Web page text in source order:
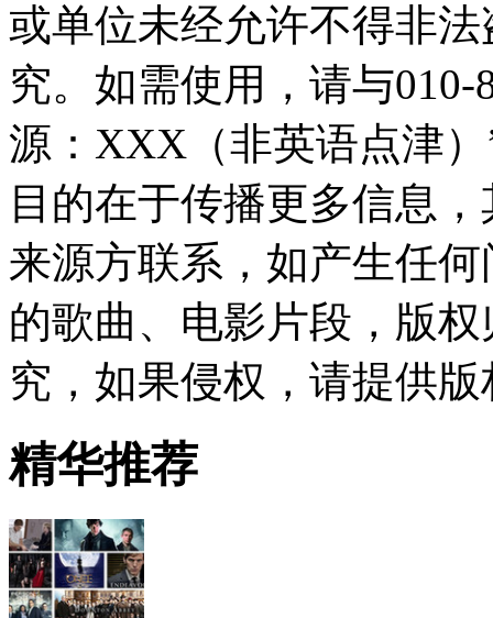
或单位未经允许不得非
究。如需使用，请与010-
源：XXX（非英语点津
目的在于传播更多信息
来源方联系，如产生任
的歌曲、电影片段，版
究，如果侵权，请提供
精华推荐